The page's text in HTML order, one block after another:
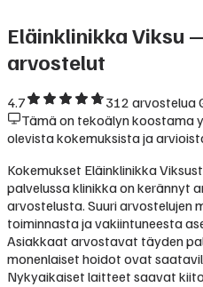
Eläinklinikka Viksu
arvostelut
4.7 312 arvostelua
Tämä on tekoälyn koostama
olevista kokemuksista ja
Kokemukset Eläinklinikka
palvelussa klinikka on kerännyt
arvostelusta. Suuri arvostelujen
toiminnasta ja vakiintuneesta
Asiakkaat arvostavat täyden
monenlaiset hoidot ovat
Nykyaikaiset laitteet saavat